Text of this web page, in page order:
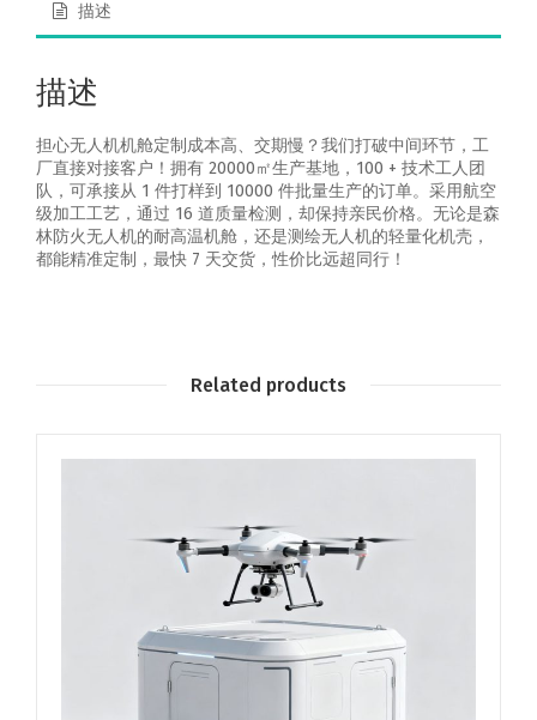
描述
描述
担心无人机机舱定制成本高、交期慢？我们打破中间环节，工
厂直接对接客户！拥有 20000㎡生产基地，100 + 技术工人团
队，可承接从 1 件打样到 10000 件批量生产的订单。采用航空
级加工工艺，通过 16 道质量检测，却保持亲民价格。无论是森
林防火无人机的耐高温机舱，还是测绘无人机的轻量化机壳，
都能精准定制，最快 7 天交货，性价比远超同行！
Related products